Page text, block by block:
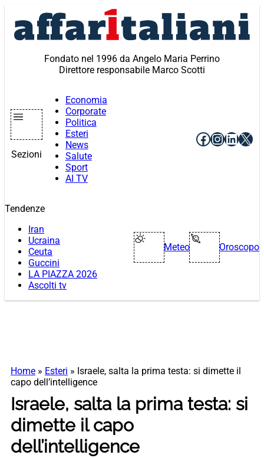
contenuto
Fondato nel 1996 da Angelo Maria Perrino
Direttore responsabile Marco Scotti
Sezioni
Economia
Corporate
Politica
Esteri
News
Salute
Sport
AI TV
Facebook
X
Tendenze
Iran
Ucraina
Ceuta
Guccini
LA PIAZZA 2026
Ascolti tv
Meteo Oroscopo
Home » Esteri » Israele, salta la prima testa: si dimette il
capo dell’intelligence
Israele, salta la prima testa: si
dimette il capo
dell’intelligence